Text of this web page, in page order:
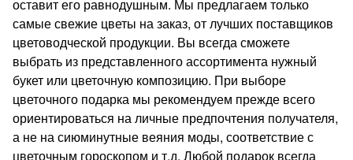
оставит его равнодушным. Мы предлагаем только
самые свежие цветы на заказ, от лучших поставщиков
цветоводческой продукции. Вы всегда сможете
выбрать из представленного ассортимента нужный
букет или цветочную композицию. При выборе
цветочного подарка мы рекомендуем прежде всего
ориентироваться на личные предпочтения получателя,
а не на сиюминутные веяния моды, соответствие с
цветочным гороскопом и т.д. Любой подарок всегда